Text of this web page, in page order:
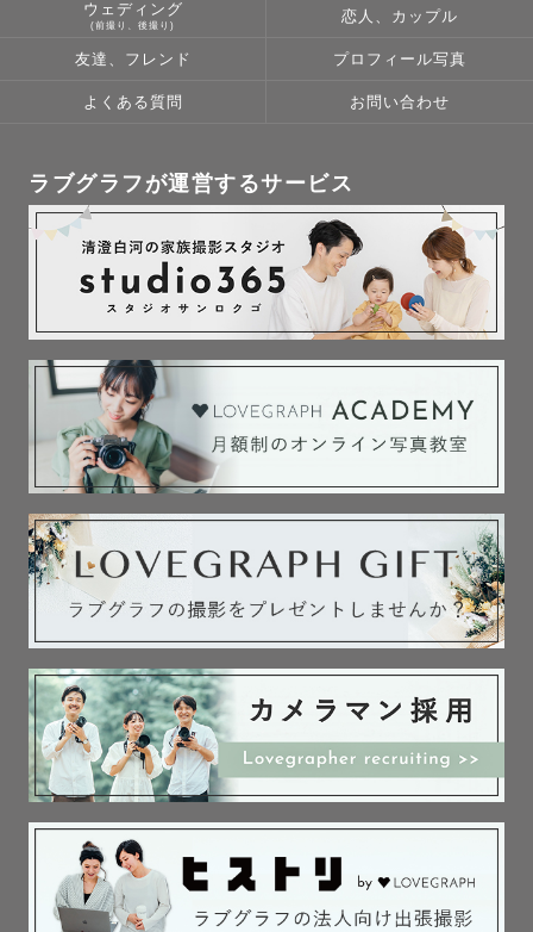
ウェディング
(前撮り、後撮り)
恋人、カップル
友達、フレンド プロフィール写真
よくある質問 お問い合わせ
ラブグラフが運営するサービス